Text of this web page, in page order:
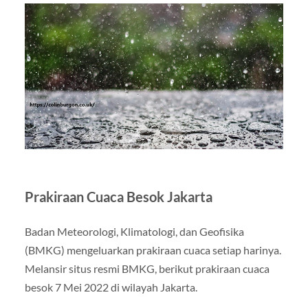
Prakiraan Cuaca Besok Jakarta
Badan Meteorologi, Klimatologi, dan Geofisika
(BMKG) mengeluarkan prakiraan cuaca setiap harinya.
Melansir situs resmi BMKG, berikut prakiraan cuaca
besok 7 Mei 2022 di wilayah Jakarta.